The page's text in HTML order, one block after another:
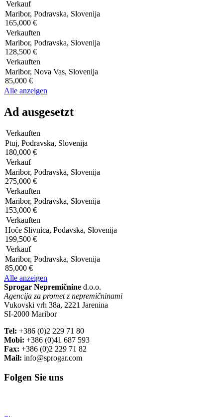
Verkauf
Maribor, Podravska, Slovenija
165,000 €
Verkauften
Maribor, Podravska, Slovenija
128,500 €
Verkauften
Maribor, Nova Vas, Slovenija
85,000 €
Alle anzeigen
Ad ausgesetzt
Verkauften
Ptuj, Podravska, Slovenija
180,000 €
Verkauf
Maribor, Podravska, Slovenija
275,000 €
Verkauften
Maribor, Podravska, Slovenija
153,000 €
Verkauften
Hoče Slivnica, Podavska, Slovenija
199,500 €
Verkauf
Maribor, Podravska, Slovenija
85,000 €
Alle anzeigen
Sprogar Nepremičnine d.o.o.
Agencija za promet z nepremičninami
Vukovski vrh 38a, 2221 Jarenina
SI-2000 Maribor
Tel: +386 (0)2 229 71 80
Mobi: +386 (0)41 687 593
Fax: +386 (0)2 229 71 82
Mail: info@sprogar.com
Folgen Sie uns